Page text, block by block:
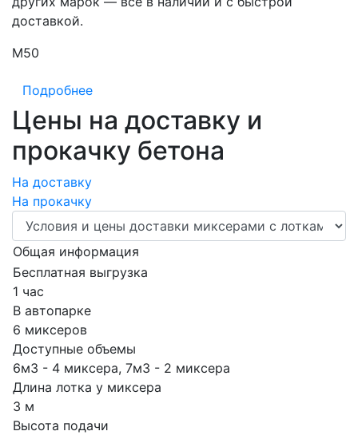
доставкой.
М50
Подробнее
Цены на доставку и
прокачку бетона
На доставку
На прокачку
Общая информация
Бесплатная выгрузка
1 час
В автопарке
6 миксеров
Доступные объемы
6м3 - 4 миксера, 7м3 - 2 миксера
Длина лотка у миксера
3 м
Высота подачи